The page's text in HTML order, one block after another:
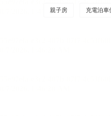
親子房 充電泊車